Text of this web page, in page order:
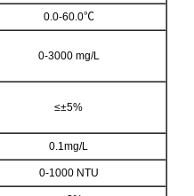
0.0-60.0℃
0-3000 mg/L
≤±5%
0.1mg/L
0-1000 NTU